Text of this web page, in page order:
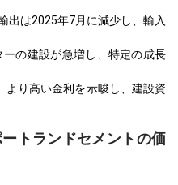
出は2025年7月に減少し、輸入
の建設が急増し、特定の成長
より高い金利を示唆し、建設資
トランドセメントの価